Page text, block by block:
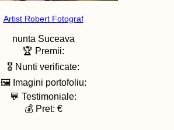
Artist Robert Fotograf
nunta Suceava
🏆 Premii:
🎖️ Nunti verificate:
🖼️ Imagini portofoliu:
💬 Testimoniale:
💰 Pret: €